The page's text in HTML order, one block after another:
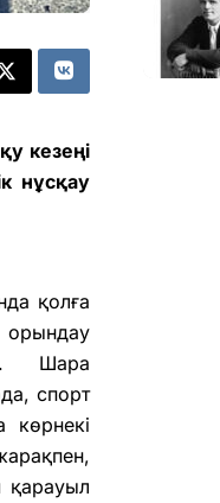
кезеңі
нұсқау
қолға
Шара
спорт
қарауыл